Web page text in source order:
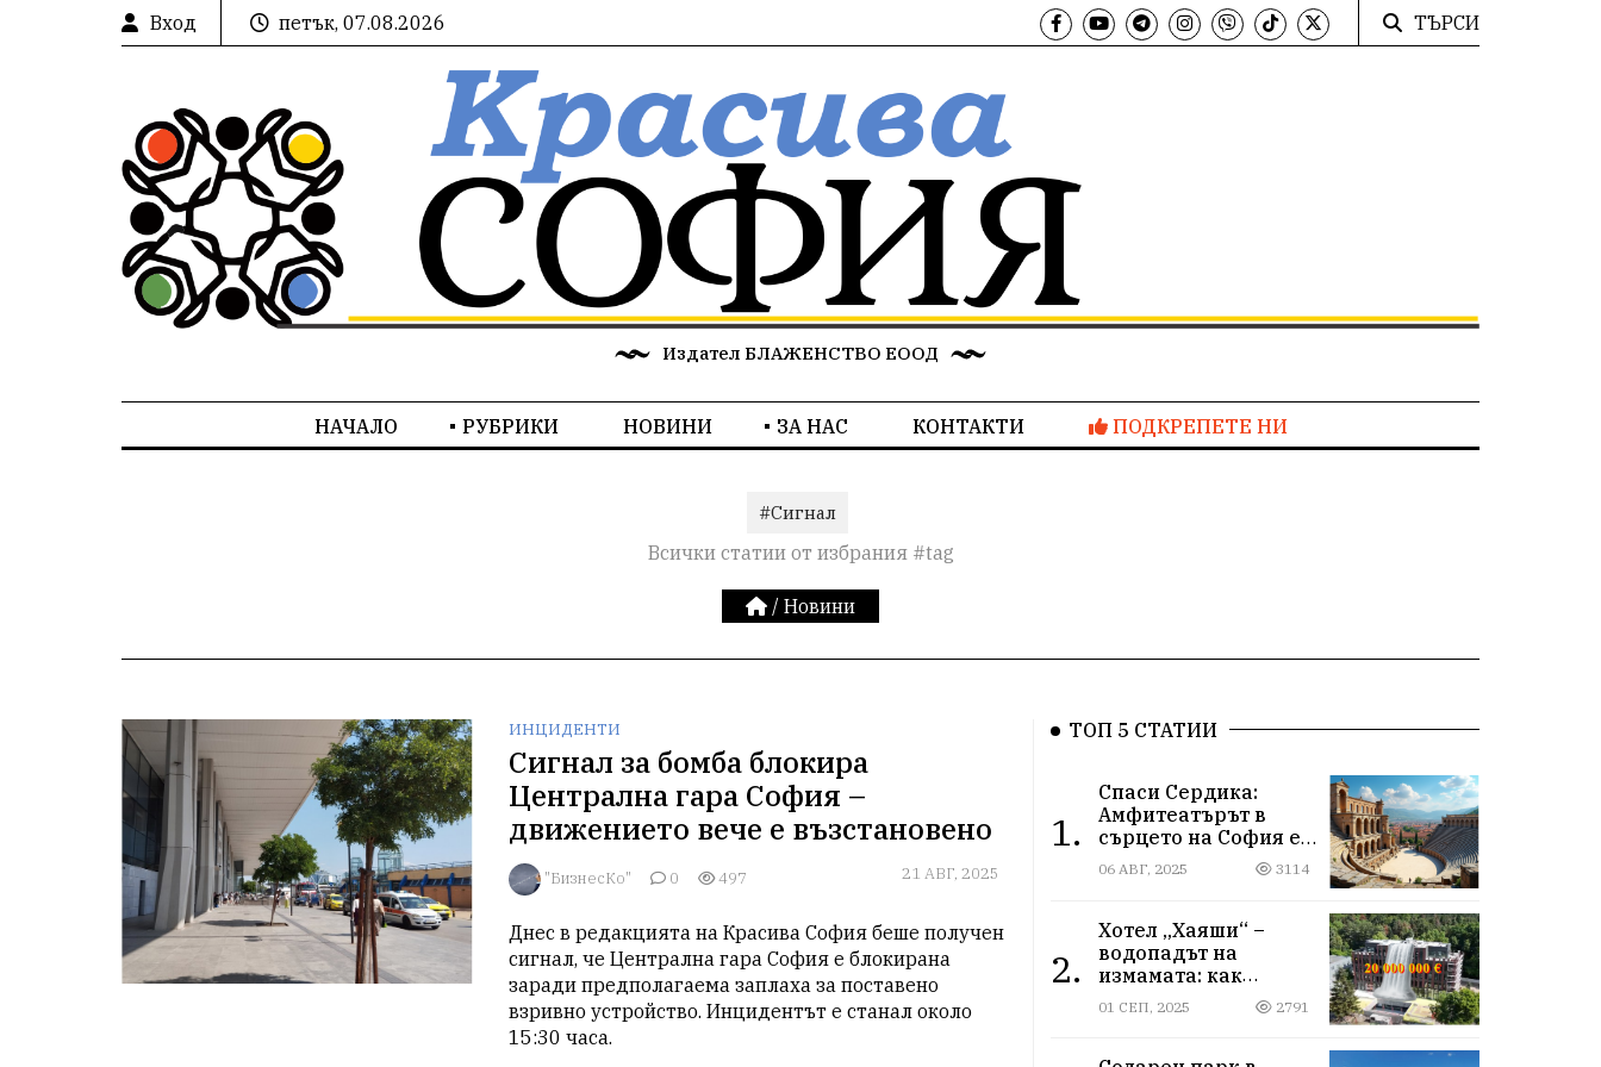
Вход петък, 07.08.2026 ТЪРСИ
Издател БЛАЖЕНСТВО ЕООД
НАЧАЛО РУБРИКИ НОВИНИ ЗА НАС КОНТАКТИ ПОДКРЕПЕТЕ НИ
#Сигнал
Всички статии от избрания #tag
/ Новини
ИНЦИДЕНТИ
Сигнал за бомба блокира
Централна гара София –
движението вече е възстановено
"БизнесКо" 0 497 21 АВГ, 2025
Днес в редакцията на Красива София беше получен
сигнал, че Централна гара София е блокирана
заради предполагаема заплаха за поставено
взривно устройство. Инцидентът е станал около
15:30 часа.
ТОП 5 СТАТИИ
1.
Спаси Сердика:
Амфитеатърът в
сърцето на София е
на ръба да изчезне
06 АВГ, 2025 3114
2.
Хотел „Хаяши“ –
водопадът на
измамата: как
държавна заплата
ражда империя за
01 СЕП, 2025 2791